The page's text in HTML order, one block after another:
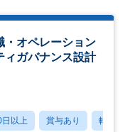
・オペレーション
ィガバナンス設計
以上 賞与あり 転勤な